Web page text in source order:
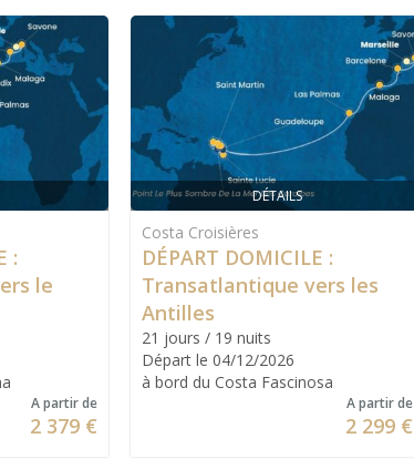
:
le
A partir de
2 379 €
DÉTAILS
Costa Croisières
DÉPART DOMICILE :
Transatlantique vers les
Antilles
21 jours / 19 nuits
Départ le 04/12/2026
à bord du Costa Fascinosa
A partir de
2 299 €